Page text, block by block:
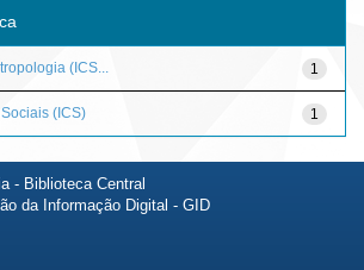
1
(ICS...
1
(ICS)
- Biblioteca Central
da Informação Digital - GID